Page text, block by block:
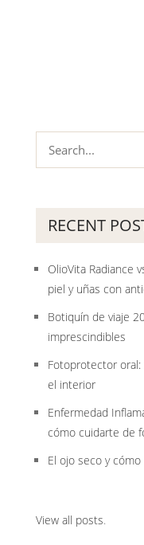
RECENT
OlioVita Radiance
piel y uñas con
Botiquín de viaje
imprescindibles
Fotoprotector
el interior
Enfermedad
cómo cuidarte de
El ojo seco y
View all posts.